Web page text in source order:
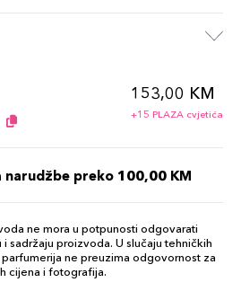
153,00 KM
+15 PLAZA cvjetića
narudžbe preko 100,00 KM
ne mora u potpunosti odgovarati
sadržaju proizvoda. U slučaju tehničkih
ne preuzima odgovornost za
cijena i fotografija.